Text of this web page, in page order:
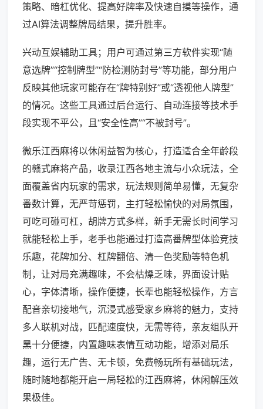
策略、暗杠优化、提高好牌率及快速自摸等操作，通
过AI算法调整牌局结果，提升胜率。
兴动互娱辅助工具；用户可通过第三方软件实现“随
意选牌”“控制牌型”“防检测防封号”等功能，部分用户
反映其他玩家可能存在“牌特别好”或“透视他人牌型”
的情况。这些工具通过后台运行、自动连接等技术手
段实现不平公，且“安全性高”“不被封号”。
微乐江西麻将以休闲益智为核心，打造适合全年龄段
的赣式麻将产品，收录江西各地主流与小众玩法，全
面覆盖省内玩家的需求，玩法规则简单易懂，无复杂
番数计算，无严苛惩罚，主打轻松愉快的对局氛围，
可吃可碰可杠，胡牌方式多样，新手无需长时间学习
就能轻松上手，老手也能通过打造高番牌型体验竞技
乐趣，花牌加分、杠牌翻倍、清一色奖励等特色机
制，让对局充满趣味，不会枯燥乏味，界面设计贴
心，字体清晰，操作便捷，长辈也能轻松操作，方言
配音亲切接地气，沉浸式感受家乡麻将的魅力，支持
多人联机对战，匹配速度快，无需等待，亲友组队开
黑十分便捷，内置趣味表情互动功能，增添对局乐
趣，运行无广告、无卡顿，免费畅玩所有基础玩法，
随时随地都能开启一局轻松的江西麻将，休闲解压效
果极佳。